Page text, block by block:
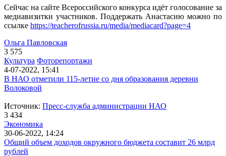
Сейчас на сайте Всероссийского конкурса идёт голосование за
медиавизитки участников. Поддержать Анастасию можно по
ссылке https://teacherofrussia.ru/media/mediacard?page=4
Ольга Павловская
3 575
Культура Фоторепортажи
4-07-2022, 15:41
В НАО отметили 115-летие со дня образования деревни
Волоковой
Источник: Пресс-служба администрации НАО
3 434
Экономика
30-06-2022, 14:24
Общий объем доходов окружного бюджета составит 26 млрд
рублей